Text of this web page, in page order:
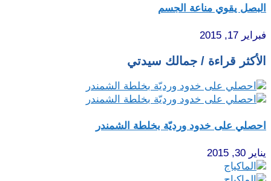
البصل يقوي مناعة الجسم
فبراير 17, 2015
الأكثر قراءة / جمالك سيدتي
احصلي على خدود ورديّة بخلطة الشمندر
يناير 30, 2015